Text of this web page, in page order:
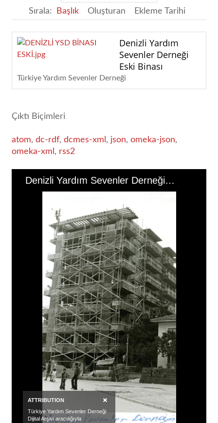
Sırala: Başlık Oluşturan Ekleme Tarihi
Denizli Yardım
Sevenler Derneği
Eski Binası
Türkiye Yardım Sevenler Derneği
Çıktı Biçimleri
atom, dc-rdf, dcmes-xml , json, omeka-json,
omeka-xml , rss2